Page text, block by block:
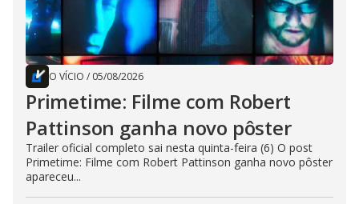
O VÍCIO / 05/08/2026
Primetime: Filme com Robert
Pattinson ganha novo pôster
Trailer oficial completo sai nesta quinta-feira (6) O post
Primetime: Filme com Robert Pattinson ganha novo pôster
apareceu...